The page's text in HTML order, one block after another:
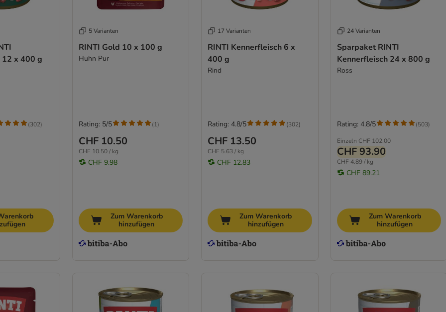
12 x 400 g
(302)
5 Varianten
RINTI Gold 10 x 100 g
Huhn Pur
CHF 10.50
CHF 10.50 / kg
CHF 9.98
Rating: 5/5 (1)
Zum Warenkorb
hinzufügen
17 Varianten
RINTI Kennerfleisch 6 x
400 g
Rind
CHF 13.50
CHF 5.63 / kg
CHF 12.83
Rating: 4.8/5 (302)
Zum Warenkorb
hinzufügen
24 Varianten
Sparpaket RINTI
Kennerfleisch 24 x 800 g
Ross
Einzeln CHF 102.00
CHF 93.90
CHF 4.89 / kg
CHF 89.21
Rating: 4.8/5 (503)
Zum Warenkorb
hinzufügen